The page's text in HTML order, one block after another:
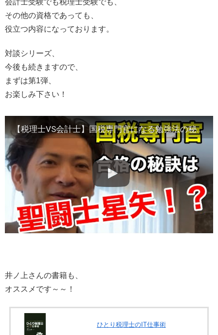
その他の資格であっても、
役立つ内容になっております。
対談シリーズ、
今後も続きますので、
まずは第1弾、
お楽しみ下さい！
【税理士VS会計士】国税専門官になる勉強法の秘訣は間違えノート
井ノ上さんの書籍も、
オススメです～～！
ひとり税理士のIT仕事術